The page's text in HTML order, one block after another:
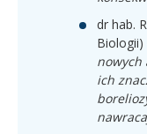
dr hab.
Biologii)
nowych
ich